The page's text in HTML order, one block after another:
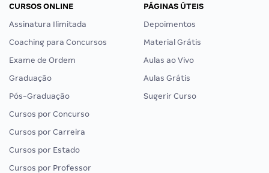
CURSOS ONLINE
Assinatura Ilimitada
Coaching para Concursos
Exame de Ordem
Graduação
Pós-Graduação
Cursos por Concurso
Cursos por Carreira
Cursos por Estado
Cursos por Professor
PÁGINAS ÚTEIS
Depoimentos
Material Grátis
Aulas ao Vivo
Aulas Grátis
Sugerir Curso